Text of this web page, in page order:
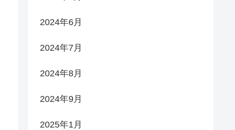
2024年6月
2024年7月
2024年8月
2024年9月
2025年1月